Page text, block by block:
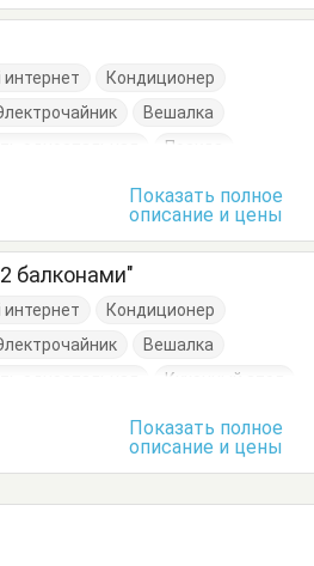
интернет
Кондиционер
Вешалка
односпальная
Посуда
Показать полное
описание и цены
балконами"
интернет
Кондиционер
Вешалка
односпальная
Кухонный стол
Показать полное
описание и цены